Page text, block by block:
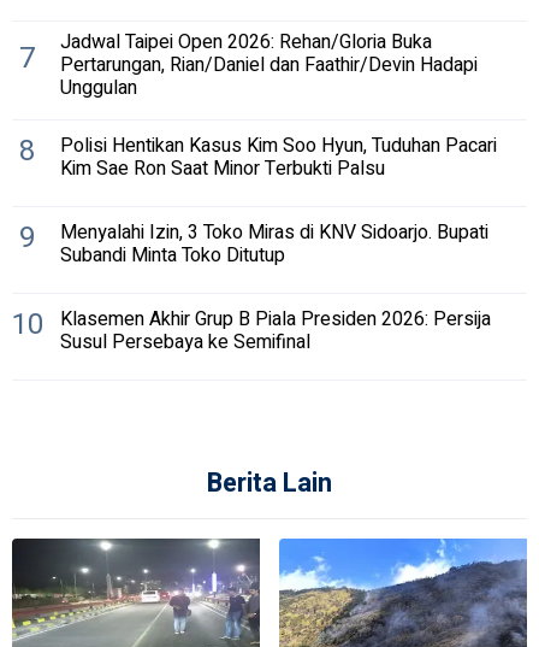
7 Jadwal Taipei Open 2026: Rehan/Gloria Buka
Pertarungan, Rian/Daniel dan Faathir/Devin Hadapi
Unggulan
8 Polisi Hentikan Kasus Kim Soo Hyun, Tuduhan Pacari
Kim Sae Ron Saat Minor Terbukti Palsu
9 Menyalahi Izin, 3 Toko Miras di KNV Sidoarjo. Bupati
Subandi Minta Toko Ditutup
10 Klasemen Akhir Grup B Piala Presiden 2026: Persija
Susul Persebaya ke Semifinal
Berita Lain